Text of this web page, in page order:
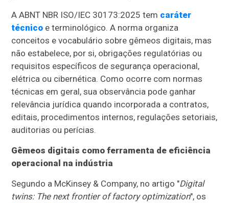
A ABNT NBR ISO/IEC 30173:2025 tem caráter
técnico e terminológico. A norma organiza
conceitos e vocabulário sobre gêmeos digitais, mas
não estabelece, por si, obrigações regulatórias ou
requisitos específicos de segurança operacional,
elétrica ou cibernética. Como ocorre com normas
técnicas em geral, sua observância pode ganhar
relevância jurídica quando incorporada a contratos,
editais, procedimentos internos, regulações setoriais,
auditorias ou perícias.
Gêmeos digitais como ferramenta de eficiência
operacional na indústria
Segundo a McKinsey & Company, no artigo "Digital
twins: The next frontier of factory optimization", os